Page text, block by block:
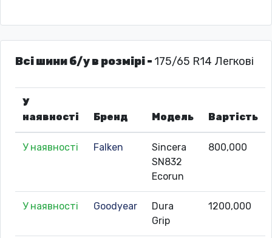
Всі шини б/у в розмірі - 175/65 R14 Легкові
У
наявності
Бренд Модель Вартість
У наявності Falken
Sincera
SN832
Ecorun
800,000
У наявності Goodyear
Dura
Grip
1200,000